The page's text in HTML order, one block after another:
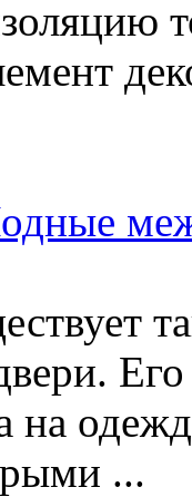
Его
на
...